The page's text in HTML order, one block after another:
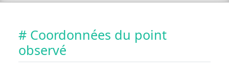
# Coordonnées du point
observé